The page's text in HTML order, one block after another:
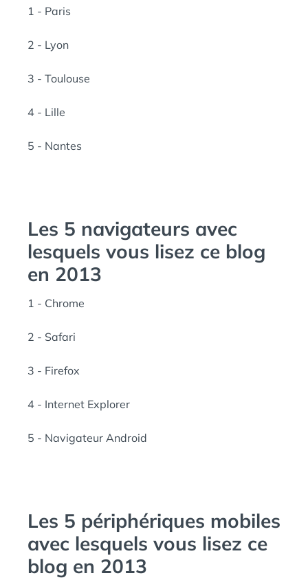
1 - Paris
2 - Lyon
3 - Toulouse
4 - Lille
5 - Nantes
Les 5 navigateurs avec
lesquels vous lisez ce blog
en 2013
1 - Chrome
2 - Safari
3 - Firefox
4 - Internet Explorer
5 - Navigateur Android
Les 5 périphériques mobiles
avec lesquels vous lisez ce
blog en 2013